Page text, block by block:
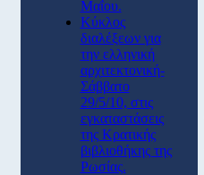
Μαΐου.
Κύκλος
διαλέξεων για
την ελληνική
αρχιτεκτονική-
Σάββατο
29/5/10, στις
εγκαταστάσεις
της Κρατικής
βιβλιοθήκης της
Ρωσίας.